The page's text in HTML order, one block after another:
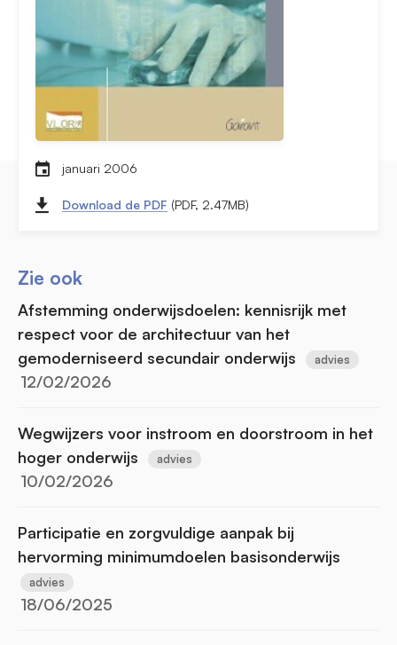
januari 2006
Download de PDF (PDF, 2.47MB)
Zie ook
Afstemming onderwijsdoelen: kennisrijk met
respect voor de architectuur van het
gemoderniseerd secundair onderwijs
advies
12/02/2026
Wegwijzers voor instroom en doorstroom in het
hoger onderwijs
advies
10/02/2026
Participatie en zorgvuldige aanpak bij
hervorming minimumdoelen basisonderwijs
advies
18/06/2025